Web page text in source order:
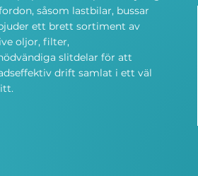
såsom lastbilar, bussar
ett brett sortiment av
oljor, filter,
slitdelar för att
drift samlat i ett väl